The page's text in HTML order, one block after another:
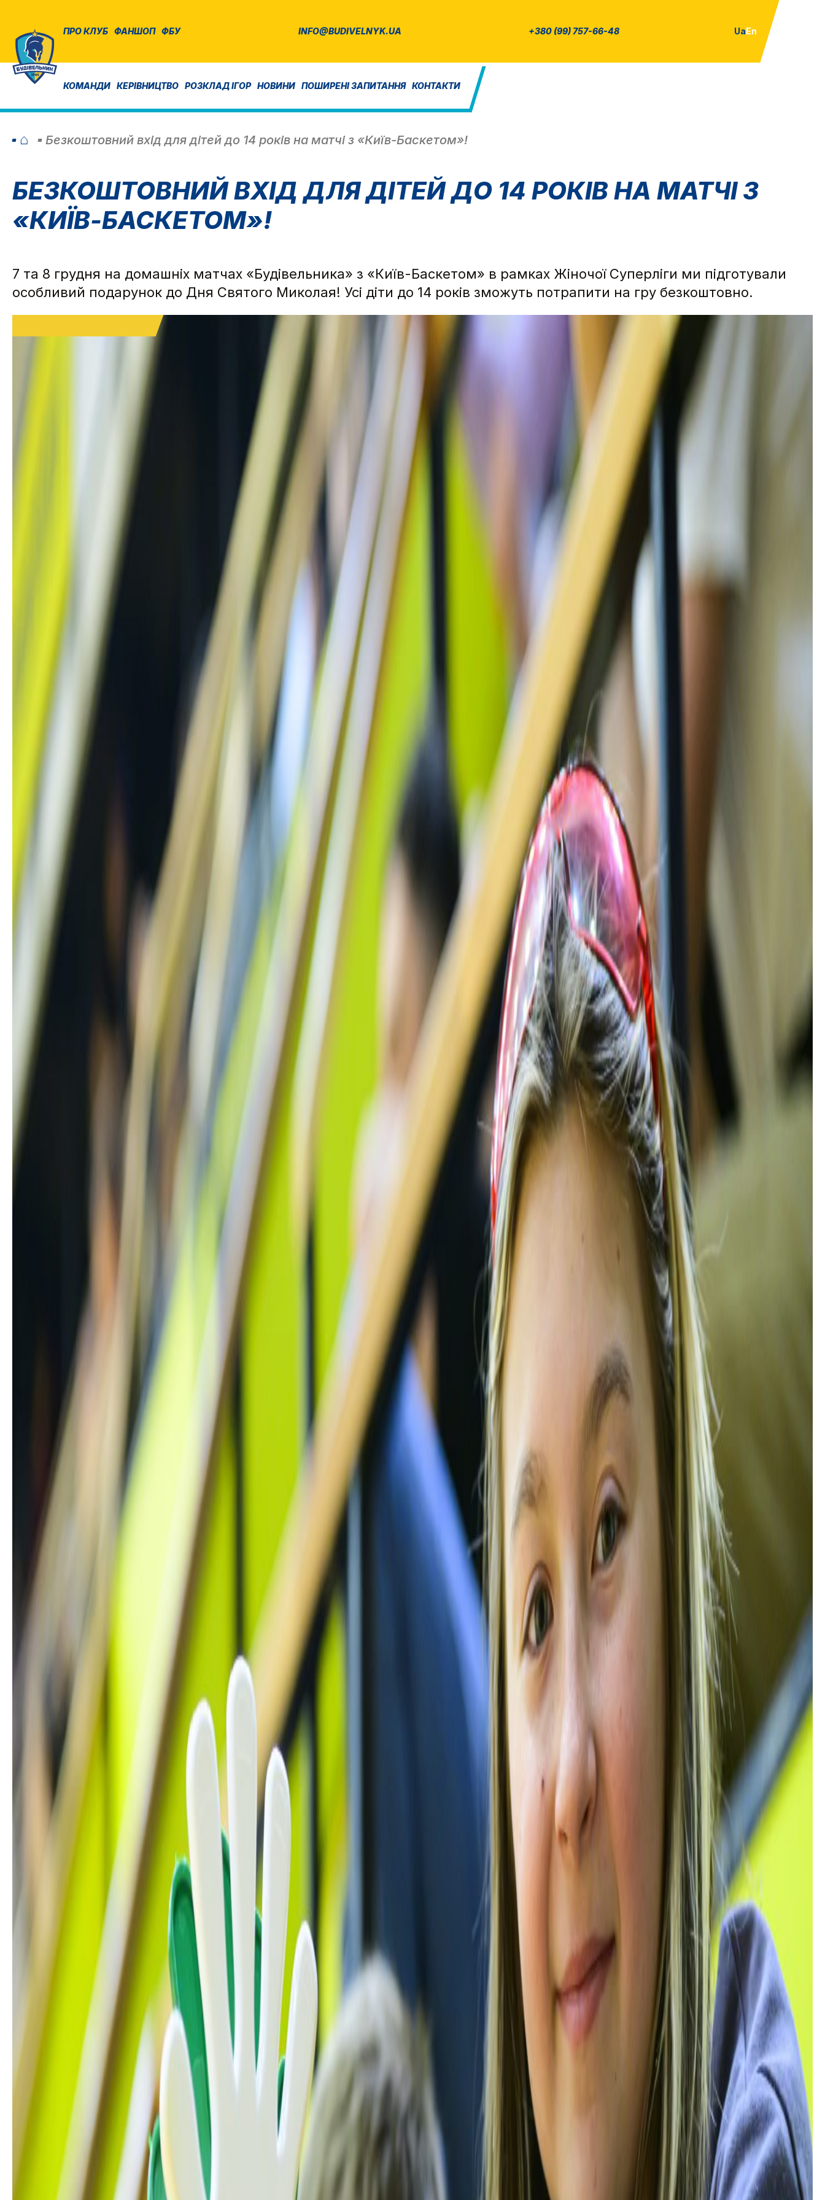
ПРО КЛУБ ФАНШОП ФБУ INFO@BUDIVELNYK.UA +380 (99) 757-66-48 UaEn
КОМАНДИ КЕРІВНИЦТВО РОЗКЛАД ІГОР НОВИНИ ПОШИРЕНІ ЗАПИТАННЯ КОНТАКТИ
⌂ Безкоштовний вхід для дітей до 14 років на матчі з «Київ-Баскетом»!
БЕЗКОШТОВНИЙ ВХІД ДЛЯ ДІТЕЙ ДО 14 РОКІВ НА МАТЧІ З
«КИЇВ-БАСКЕТОМ»!
7 та 8 грудня на домашніх матчах «Будівельника» з «Київ-Баскетом» в рамках Жіночої Суперліги ми підготували
особливий подарунок до Дня Святого Миколая! Усі діти до 14 років зможуть потрапити на гру безкоштовно.